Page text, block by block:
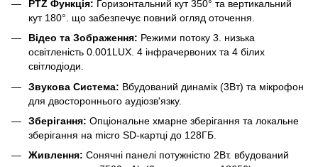
PTZ Функція: Горизонтальний кут 350° та вертикальний
кут 180°. що забезпечує повний огляд оточення.
Відео та Зображення: Режими потоку 3. низька
освітленість 0.001LUX. 4 інфрачервоних та 4 білих
світлодіоди.
Звукова Система: Вбудований динамік (3Вт) та мікрофон
для двостороннього аудіозв'язку.
Зберігання: Опціональне хмарне зберігання та локальне
зберігання на micro SD-картці до 128ГБ.
Живлення: Сонячні панелі потужністю 2Вт. вбудований